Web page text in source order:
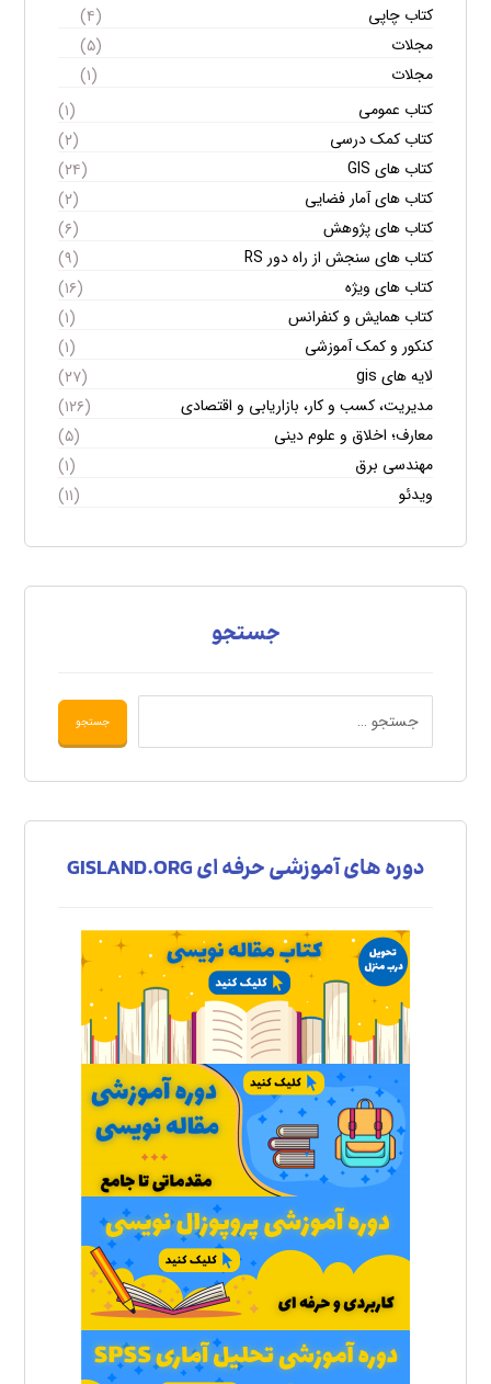
کتاب چاپی
(۴)
مجلات
(۵)
مجلات
(۱)
کتاب عمومی
(۱)
کتاب کمک درسی
(۲)
کتاب های GIS
(۲۴)
کتاب های آمار فضایی
(۲)
کتاب های پژوهش
(۶)
کتاب های سنجش از راه دور RS
(۹)
کتاب های ویژه
(۱۶)
کتاب همایش و کنفرانس
(۱)
کنکور و کمک آموزشی
(۱)
لایه های gis
(۲۷)
مدیریت، کسب و کار، بازاریابی و اقتصادی
(۱۲۶)
معارف؛ اخلاق و علوم دینی
(۵)
مهندسی برق
(۱)
ویدئو
(۱۱)
جستجو
دوره های آموزشی حرفه ای GISLAND.ORG